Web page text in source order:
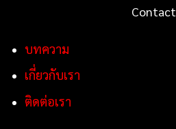
Contact
บทความ
เกี่ยวกับเรา
ติดต่อเรา